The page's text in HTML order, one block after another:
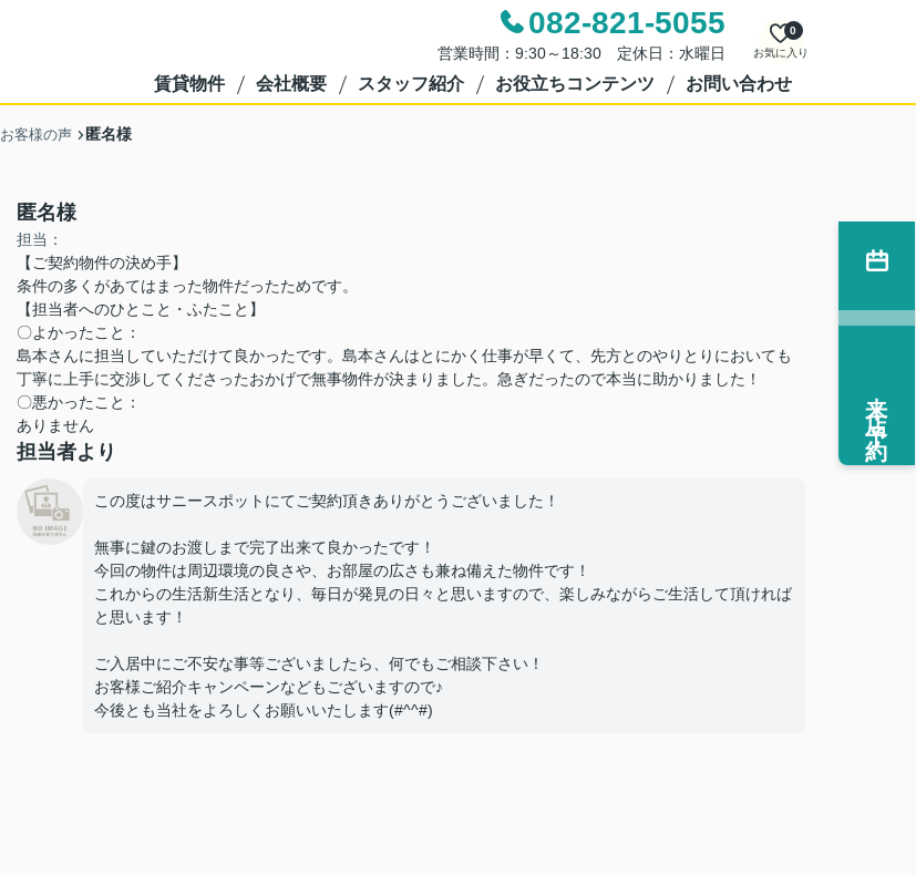
082-821-5055
営業時間：9:30～18:30 定休日：水曜日 お気に入り
0
賃貸物件 会社概要 スタッフ紹介 お役立ちコンテンツ お問い合わせ
お客様の声 匿名様
匿名様
担当：
【ご契約物件の決め手】
条件の多くがあてはまった物件だったためです。
【担当者へのひとこと・ふたこと】
〇よかったこと：
島本さんに担当していただけて良かったです。島本さんはとにかく仕事が早くて、先方とのやりとりにおいても
丁寧に上手に交渉してくださったおかげで無事物件が決まりました。急ぎだったので本当に助かりました！
〇悪かったこと：
ありません
担当者より
この度はサニースポットにてご契約頂きありがとうございました！
無事に鍵のお渡しまで完了出来て良かったです！
今回の物件は周辺環境の良さや、お部屋の広さも兼ね備えた物件です！
これからの生活新生活となり、毎日が発見の日々と思いますので、楽しみながらご生活して頂ければ
と思います！
ご入居中にご不安な事等ございましたら、何でもご相談下さい！
お客様ご紹介キャンペーンなどもございますので♪
今後とも当社をよろしくお願いいたします(#^^#)
来店予約